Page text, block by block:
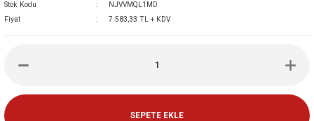
Stok Kodu
NJVVMQL1MD
Fiyat
7.583,33 TL + KDV
SEPETE EKLE